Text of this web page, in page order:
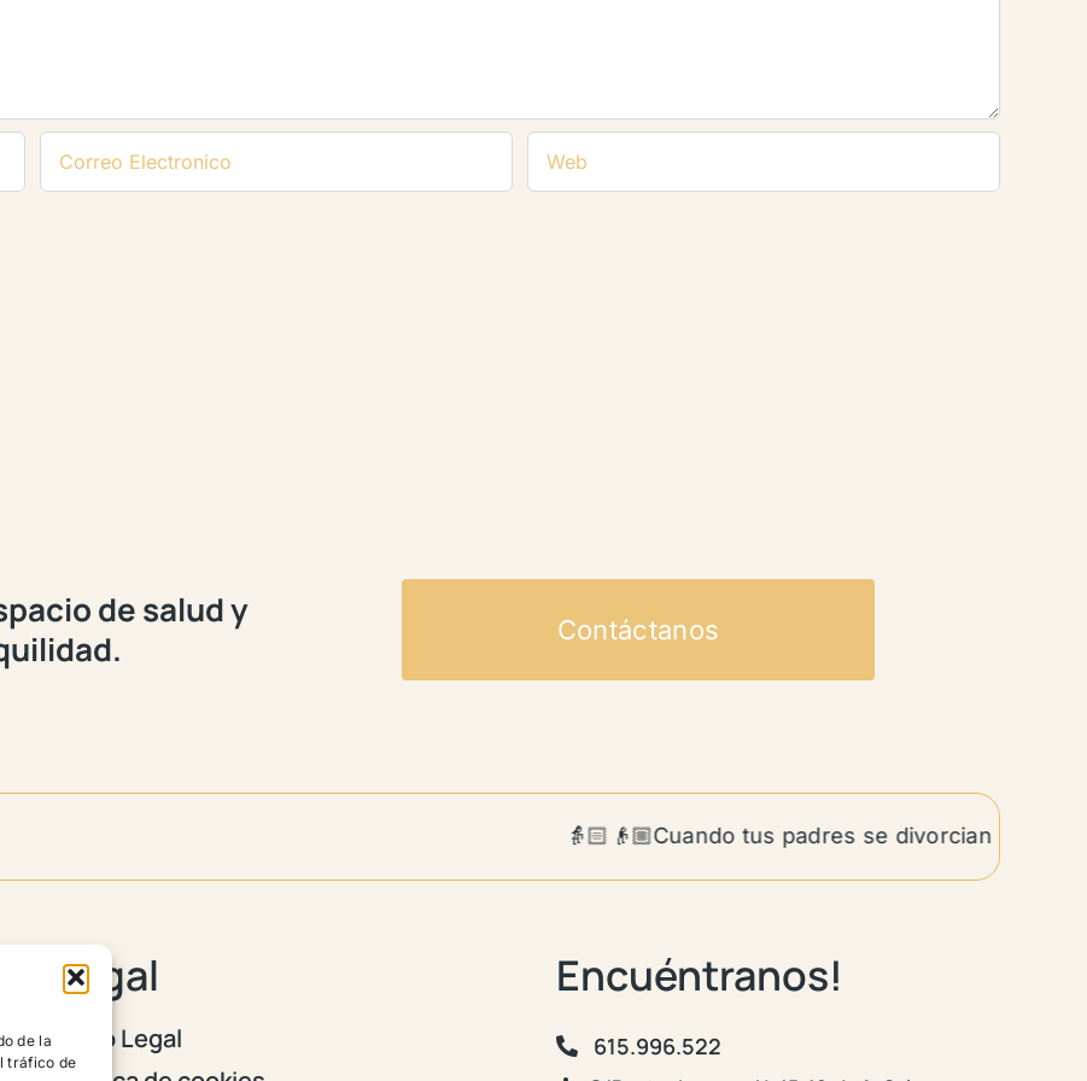
de la
tráfico de
de salud y
Contáctanos
👵🏻👴🏼Cuando tus padres se divorcian siendo
Legal
Aviso Legal
Encuéntranos!
615.996.522